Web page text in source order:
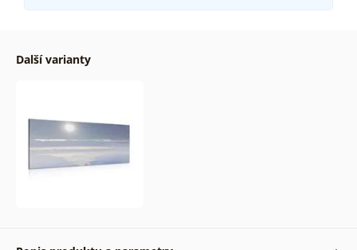
Další varianty